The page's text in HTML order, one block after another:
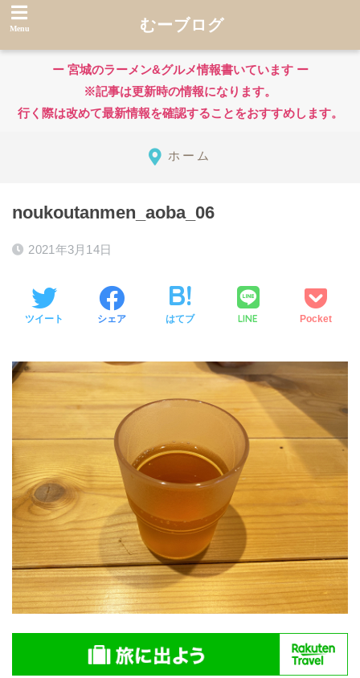
むーブログ
ー 宮城のラーメン&グルメ情報書いています ー
※記事は更新時の情報になります。
行く際は改めて最新情報を確認することをおすすめします。
ホーム
noukoutanmen_aoba_06
2021年3月14日
ツイート シェア はてブ LINE Pocket